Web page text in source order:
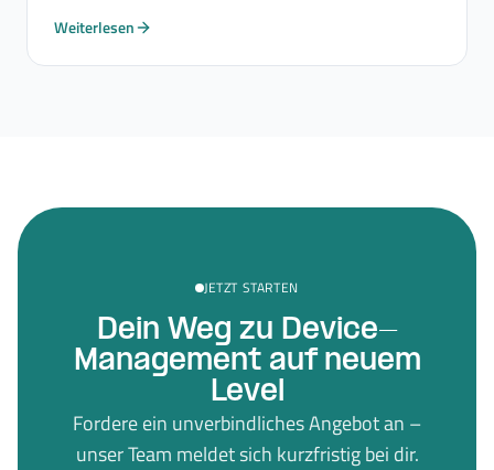
Weiterlesen
JETZT STARTEN
Dein Weg zu Device-
Management auf neuem
Level
Fordere ein unverbindliches Angebot an –
unser Team meldet sich kurzfristig bei dir.